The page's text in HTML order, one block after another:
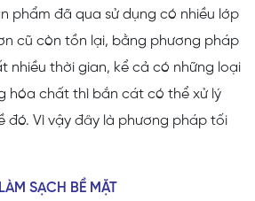
phẩm đã qua sử dụng có nhiều lớp
cũ còn tồn lại, bằng phương pháp
nhiều thời gian, kể cả có những loại
hóa chất thì bắn cát có thể xử lý
đó. Vì vậy đây là phương pháp tối
SẠCH BỀ MẶT